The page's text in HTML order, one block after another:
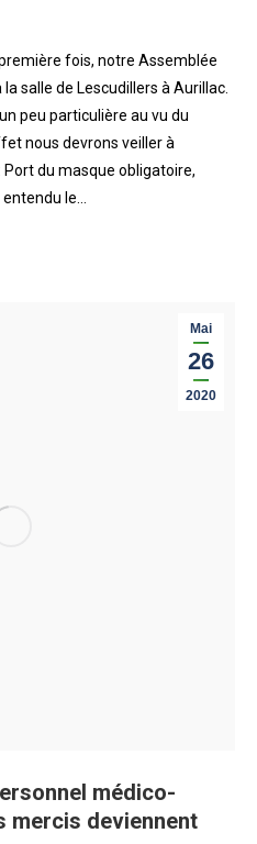
fois, notre Assemblée
salle de Lescudillers à Aurillac.
peu particulière au vu du
nous devrons veiller à
du masque obligatoire,
le…
Mai
26
2020
médico-
mercis deviennent